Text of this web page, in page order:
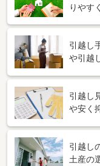
りやす
引越し
や引越
引越し
や安く
引越し
土産の